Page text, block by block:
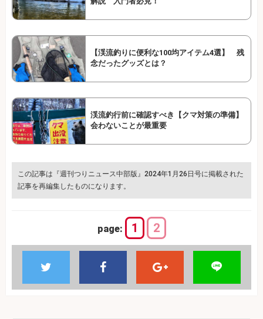
【渓流釣りに便利な100均アイテム4選】 残
念だったグッズとは？
渓流釣行前に確認すべき【クマ対策の準備】
会わないことが最重要
この記事は『週刊つりニュース中部版』2024年1月26日号に掲載された
記事を再編集したものになります。
page: 1 2